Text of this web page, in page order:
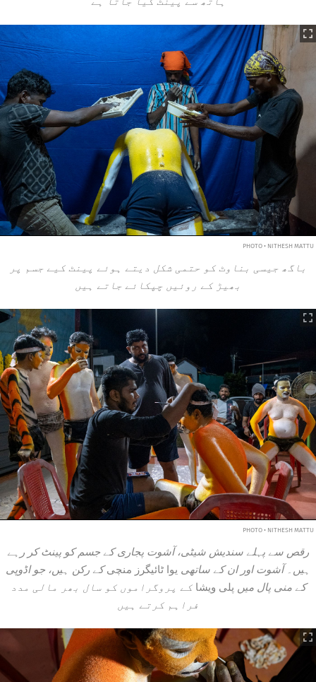
PHOTO • NITHESH MATTU
باگھ جیسی بناوٹ کو حتمی شکل دیتے ہوئے پینٹ کیے جسم پر
بھیڑ کے روئیں چپکائے جاتے ہیں
PHOTO • NITHESH MATTU
رقص سے پہلے سندیش شیٹی، آشوت پجاری کے جسم کو پینٹ کر رہے
ہیں۔ آشوت اور ان کے ساتھی یوا ٹائیگرز منچیکے رکن ہیں، جو اڈوپی
کے منی پال میں پلی ویشاکے پروگراموں کو سال بھر مالی مدد
فراہم کرتے ہیں